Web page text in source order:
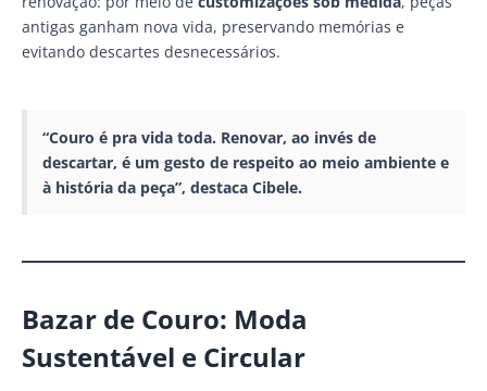
antigas ganham nova vida, preservando memórias e
evitando descartes desnecessários.
“Couro é pra vida toda. Renovar, ao invés de
descartar, é um gesto de respeito ao meio ambiente e
à história da peça”, destaca Cibele.
Bazar de Couro: Moda
Sustentável e Circular